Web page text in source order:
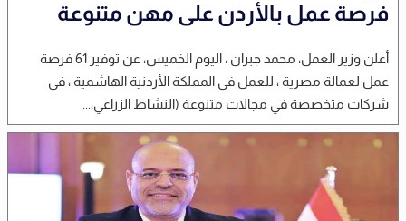
فرصة عمل بالأردن على مهن متنوعة
أعلن وزير العمل، محمد جبران ، اليوم الخميس، عن توفير 61 فرصة
عمل لعمالة مصرية ، للعمل في المملكة الأردنية الهاشمية ، في
شركات متخصصة في مجالات متنوعة (النشاط الزراعي،...